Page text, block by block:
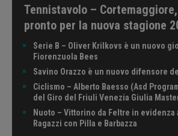
Tennistavolo –
pronto per la nuova stagione
Serie B – Oliver Krilkovs è un nuovo
Fiorenzuola Bees
Savino Orazzo è un nuovo difensore
Ciclismo – Alberto Baesso (Asd
del Giro del Friuli Venezia Giulia
Nuoto – Vittorino da Feltre in
Ragazzi con Pilla e Barbazza